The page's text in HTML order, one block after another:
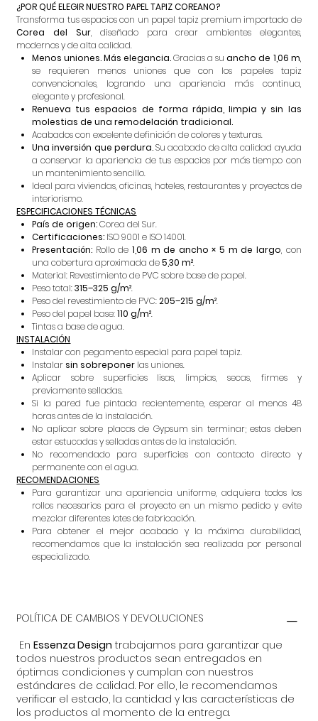
¿POR QUÉ ELEGIR NUESTRO PAPEL TAPIZ COREANO?
Transforma tus espacios con un papel tapiz premium importado de
Corea del Sur, diseñado para crear ambientes elegantes,
modernos y de alta calidad.
Menos uniones. Más elegancia.Gracias a suancho de 1,06 m,
se requieren menos uniones que con los papeles tapiz
convencionales, logrando una apariencia más continua,
elegante y profesional.
Renueva tus espacios de forma rápida, limpia y sin las
molestias de una remodelación tradicional.
Acabados con excelente definición de colores y texturas.
Una inversión que perdura.Su acabado de alta calidad ayuda
a conservar la apariencia de tus espacios por más tiempo con
un mantenimiento sencillo.
Ideal para viviendas, oficinas, hoteles, restaurantes y proyectos de
interiorismo.
ESPECIFICACIONES TÉCNICAS
País de origen:Corea del Sur.
Certificaciones: ISO 9001 e ISO 14001.
Presentación: Rollo de 1,06 m de ancho × 5 m de largo, con
una cobertura aproximada de5,30 m².
Material: Revestimiento de PVC sobre base de papel.
Peso total:315–325 g/m².
Peso del revestimiento de PVC:205–215 g/m².
Peso del papel base:110 g/m².
Tintas a base de agua.
INSTALACIÓN
Instalar con pegamento especial para papel tapiz.
Instalar sin sobreponer las uniones.
Aplicar sobre superficies lisas, limpias, secas, firmes y
previamente selladas.
Si la pared fue pintada recientemente, esperar al menos 48
horas antes de la instalación.
No aplicar sobre placas de Gypsum sin terminar; estas deben
estar estucadas y selladas antes de la instalación.
No recomendado para superficies con contacto directo y
permanente con el agua.
RECOMENDACIONES
Para garantizar una apariencia uniforme, adquiera todos los
rollos necesarios para el proyecto en un mismo pedido y evite
mezclar diferentes lotes de fabricación.
Para obtener el mejor acabado y la máxima durabilidad,
recomendamos que la instalación sea realizada por personal
especializado.
POLÍTICA DE CAMBIOS Y DEVOLUCIONES
EnEssenza Design trabajamos para garantizar que
todos nuestros productos sean entregados en
óptimas condiciones y cumplan con nuestros
estándares de calidad. Por ello, le recomendamos
verificar el estado, la cantidad y las características de
los productos al momento de la entrega.